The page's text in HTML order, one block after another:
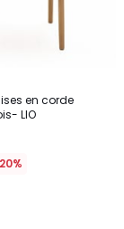
en corde
LIO